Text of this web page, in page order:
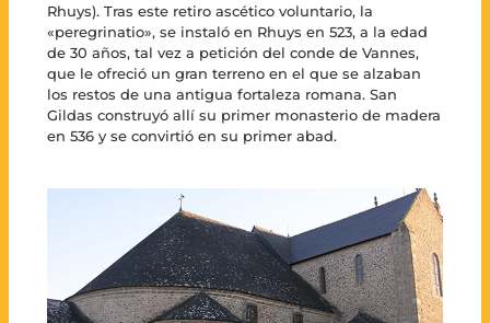
Rhuys). Tras este retiro ascético voluntario, la
«peregrinatio», se instaló en Rhuys en 523, a la edad
de 30 años, tal vez a petición del conde de Vannes,
que le ofreció un gran terreno en el que se alzaban
los restos de una antigua fortaleza romana. San
Gildas construyó allí su primer monasterio de madera
en 536 y se convirtió en su primer abad.